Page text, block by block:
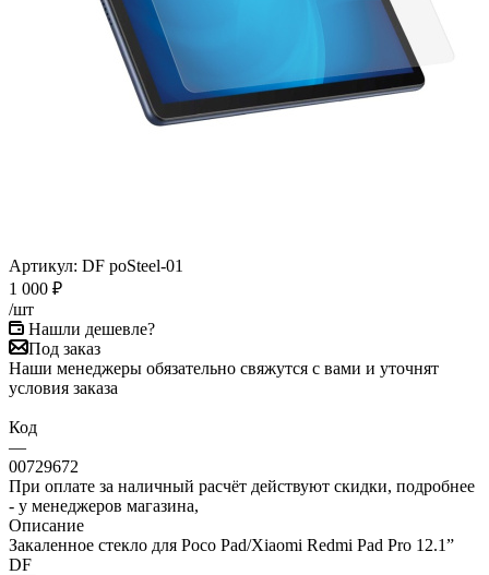
Артикул: DF poSteel-01
1 000 ₽
/шт
Нашли дешевле?
Под заказ
Наши менеджеры обязательно свяжутся с вами и уточнят
условия заказа
Код
—
00729672
При оплате за наличный расчёт действуют скидки, подробнее
- у менеджеров магазина,
Описание
Закаленное стекло для Poco Pad/Xiaomi Redmi Pad Pro 12.1”
DF